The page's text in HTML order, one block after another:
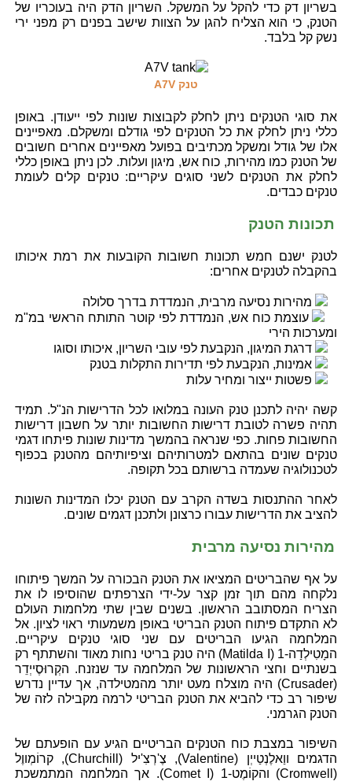
בשריון דק כדי להקל על המשקל. השריון הדק היה בעוכריו של
הטנק, כי הוא הצליח להגן על הצוות שישב בפנים רק מפני ירי
נשק קל בלבד.
טנק A7V
את סוגי הטנקים ניתן לחלק לקבוצות שונות לפי ייעודן. באופן
כללי ניתן לחלק את כל הטנקים לפי גודלם ומשקלם. מאפיינים
אלו של גודל ומשקל מכתיבים בפועל מאפיינים אחרים חשובים
של הטנק כמו מהירות, כוח אש, מיגון ועלות. לכן ניתן באופן כללי
לחלק את הטנקים לשני סוגים עיקריים: טנקים קלים לעומת
טנקים כבדים.
תכונות הטנק
לטנק ישנם חמש תכונות חשובות הקובעות את רמת איכותו
בהקבלה לטנקים אחרים:
מהירות נסיעה מרבית, הנמדדת בדרך סלולה
עוצמת כוח אש, הנמדדת לפי קוטר התותח הראשי במ"מ
ומערכות הירי
דרגת המיגון, הנקבעת לפי עובי השריון, איכותו וסוגו
אמינות, הנקבעת לפי תדירות התקלות בטנק
פשטות ייצור ומחיר עלות
קשה יהיה לתכנן טנק העונה במלואו לכל הדרישות הנ"ל. תמיד
תהיה פשרה לטובת דרישות החשובות יותר על חשבון דרישות
החשובות פחות. כפי שנראה בהמשך מדינות שונות פיתחו דגמי
טנקים שונים בהתאם למטרותיהם וציפיותיהם מהטנק בכפוף
לטכנולוגיה שעמדה ברשותם בכל תקופה.
לאחר ההתנסות בשדה הקרב עם הטנק יכלו המדינות השונות
להציב את הדרישות עבורו כרצונן ולתכנן דגמים שונים.
מהירות נסיעה מרבית
על אף שהבריטים המציאו את הטנק הבכורה על המשך פיתוחו
נלקחה מהם תוך זמן קצר על-ידי הצרפתים שהוסיפו לו את
הצריח המסתובב הראשון. בשנים שבין שתי מלחמות העולם
לא התקדם פיתוח הטנק הבריטי באופן משמעותי ראוי לציון. אל
המלחמה הגיעו הבריטים עם שני סוגי טנקים עיקריים.
המָטִילְדַה-1 (Matilda I) היה טנק בריטי נחות מאוד והשתתף רק
בשנתיים וחצי הראשונות של המלחמה עד שנזנח. הקְרוּסֶייְדֵר
(Crusader) היה מוצלח מעט יותר מהמטילדה, אך עדיין נדרש
שיפור רב כדי להביא את הטנק הבריטי לרמה מקבילה לזה של
הטנק הגרמני.
השיפור במצבת כוח הטנקים הבריטיים הגיע עם הופעתם של
הדגמים ווַאלֶנְטַייְן (Valentine), צֶ'רְצִ'יל (Churchill), קרוֹמְווֶל
(Cromwell) והקוֹמֶט-1 (Comet I). אך המלחמה המתמשכת